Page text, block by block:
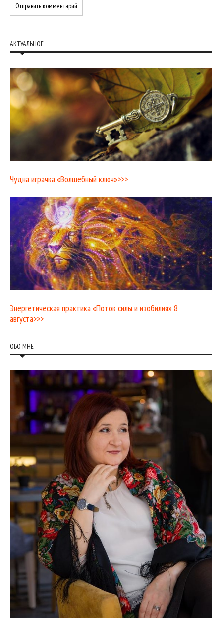
АКТУАЛЬНОЕ
Чудна играчка «Волшебный ключ»>>>
Энергетическая практика «Поток силы и изобилия» 8
августа>>>
ОБО МНЕ